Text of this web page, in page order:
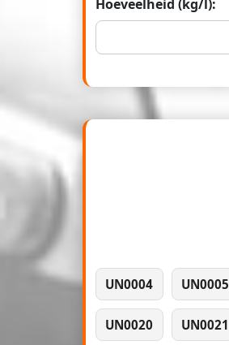
Hoeveelheid (kg/l):
UN0004 UN0005
UN0020 UN0021